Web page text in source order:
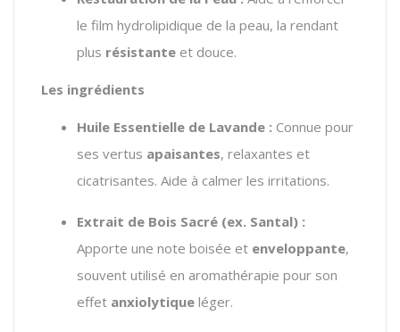
le film hydrolipidique de la peau, la rendant
plus résistante et douce.
Les ingrédients
Huile Essentielle de Lavande : Connue pour
ses vertus apaisantes, relaxantes et
cicatrisantes. Aide à calmer les irritations.
Extrait de Bois Sacré (ex. Santal) :
Apporte une note boisée et enveloppante,
souvent utilisé en aromathérapie pour son
effet anxiolytique léger.